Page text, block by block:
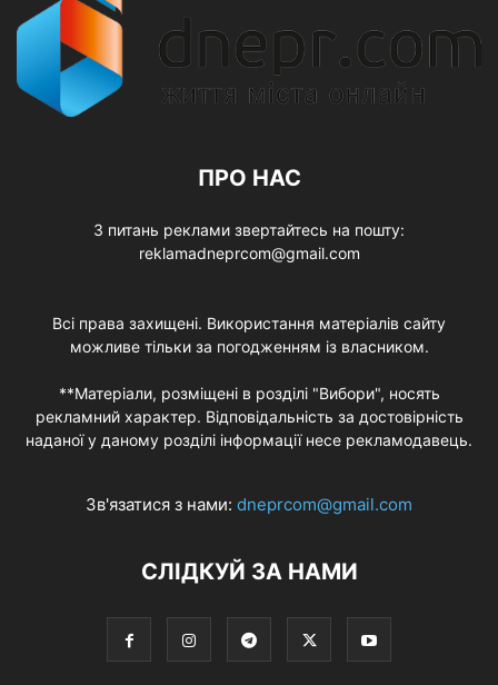
ПРО НАС
З питань реклами звертайтесь на пошту:
reklamadneprcom@gmail.com
Всі права захищені. Використання матеріалів сайту
можливе тільки за погодженням із власником.
**Матеріали, розміщені в розділі "Вибори", носять
рекламний характер. Відповідальність за достовірність
наданої у даному розділі інформації несе рекламодавець.
Зв'язатися з нами: dneprcom@gmail.com
СЛІДКУЙ ЗА НАМИ